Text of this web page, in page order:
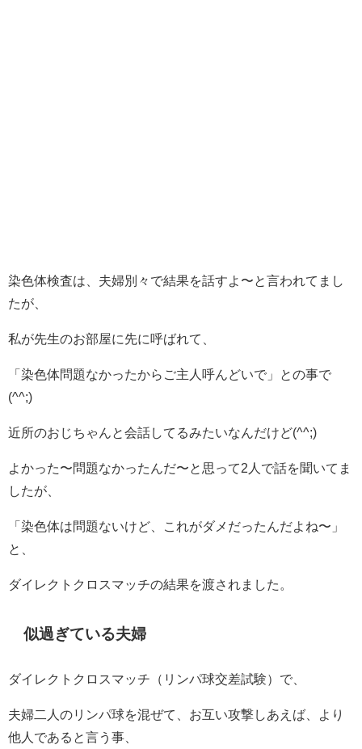
染色体検査は、夫婦別々で結果を話すよ〜と言われてまし
たが、
私が先生のお部屋に先に呼ばれて、
「染色体問題なかったからご主人呼んどいで」との事で
(^^;)
近所のおじちゃんと会話してるみたいなんだけど(^^;)
よかった〜問題なかったんだ〜と思って2人で話を聞いてま
したが、
「染色体は問題ないけど、これがダメだったんだよね〜」
と、
ダイレクトクロスマッチの結果を渡されました。
似過ぎている夫婦
ダイレクトクロスマッチ（リンパ球交差試験）で、
夫婦二人のリンパ球を混ぜて、お互い攻撃しあえば、より
他人であると言う事、